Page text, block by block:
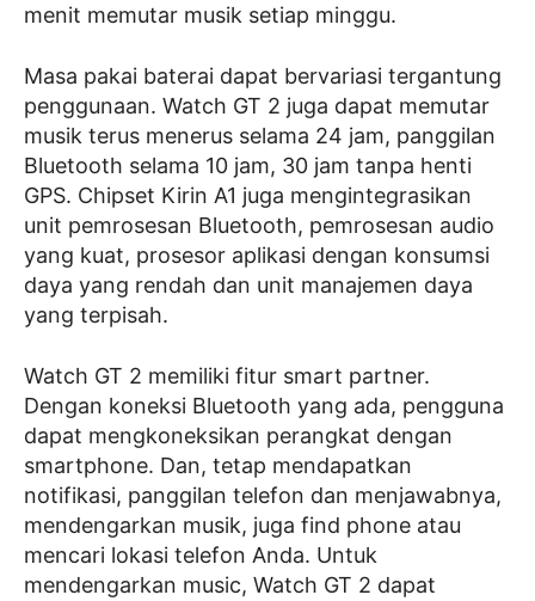
menit memutar musik setiap minggu.
Masa pakai baterai dapat bervariasi tergantung
penggunaan. Watch GT 2 juga dapat memutar
musik terus menerus selama 24 jam, panggilan
Bluetooth selama 10 jam, 30 jam tanpa henti
GPS. Chipset Kirin A1 juga mengintegrasikan
unit pemrosesan Bluetooth, pemrosesan audio
yang kuat, prosesor aplikasi dengan konsumsi
daya yang rendah dan unit manajemen daya
yang terpisah.
Watch GT 2 memiliki fitur smart partner.
Dengan koneksi Bluetooth yang ada, pengguna
dapat mengkoneksikan perangkat dengan
smartphone. Dan, tetap mendapatkan
notifikasi, panggilan telefon dan menjawabnya,
mendengarkan musik, juga find phone atau
mencari lokasi telefon Anda. Untuk
mendengarkan music, Watch GT 2 dapat